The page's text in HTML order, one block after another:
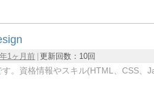
1ヶ月前 更新回数： 10回
す。資格情報やスキル(HTML、CSS、